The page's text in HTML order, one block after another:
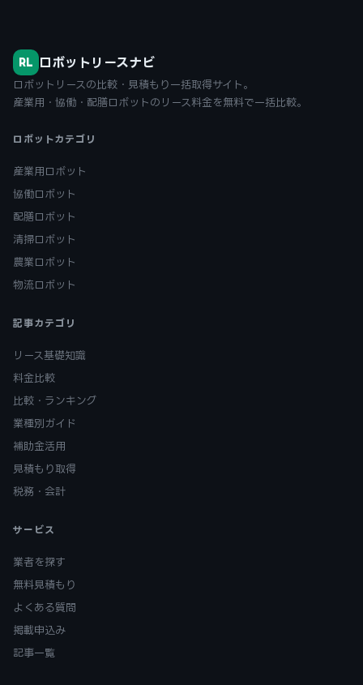
RL ロボットリースナビ
ロボットリースの比較・見積もり一括取得サイト。
産業用・協働・配膳ロボットのリース料金を無料で一括比較。
ロボットカテゴリ
産業用ロボット
協働ロボット
配膳ロボット
清掃ロボット
農業ロボット
物流ロボット
記事カテゴリ
リース基礎知識
料金比較
比較・ランキング
業種別ガイド
補助金活用
見積もり取得
税務・会計
サービス
業者を探す
無料見積もり
よくある質問
掲載申込み
記事一覧